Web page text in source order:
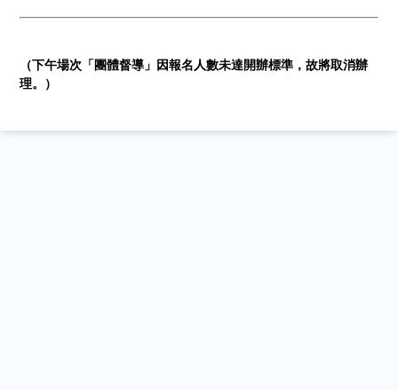
（下午場次「團體督導」因報名人數未達開辦標準，故將取消辦
理。）